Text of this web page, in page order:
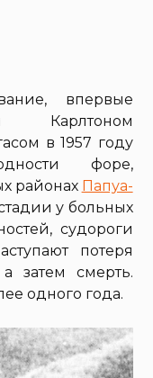
впервые
Карлтоном
в 1957 году
форе,
районах Папуа-
у больных
судороги
потеря
затем смерть.
одного года.